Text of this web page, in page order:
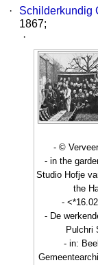
·
Schilderkundig
1867;
·
- ©
- in the
Studio Hofje
the
-
- De
Pulchri
- in: